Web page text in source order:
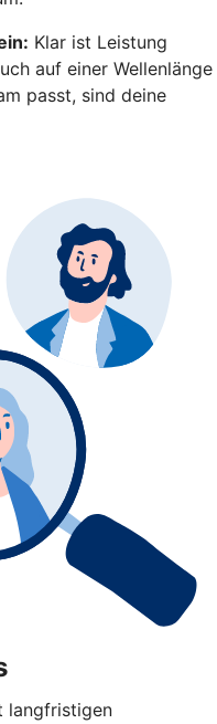
Klar ist Leistung
auf einer Wellenlänge
passt, sind deine
langfristigen